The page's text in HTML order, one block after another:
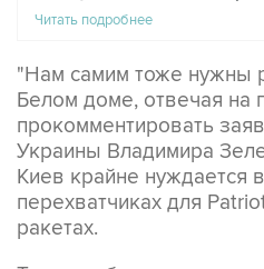
Читать подробнее
"Нам самим тоже нужны
Белом доме, отвечая на
прокомментировать
Украины Владимира
Киев крайне нуждается
перехватчиках для
ракетах.